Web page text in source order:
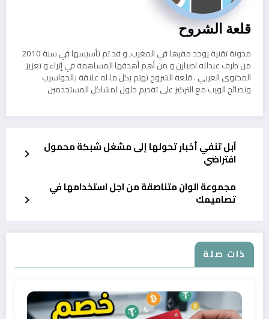
قلعة الشروح
مدونة تقنية يوجد مقرها في المغرب, و قد تم تأسيسها في سنة 2010
من طرف عبدلله اصبارن و من أهم أهدفها المساهمة في إثراء و تعزيز
المحتوى العربي . قلعة الشروح تهتم بكل ما له علاقة بالحواسيب
ونصائح الويب مع التركيز على تقديم حلول لمشاكل المستخدمين
آبل تنفي أخبار تحولها إلى مشغل شبكة محمول
افتراضي
مجموعة الوان متناصقة من اجل استخدامها في
تصاميمك
ذات صلة